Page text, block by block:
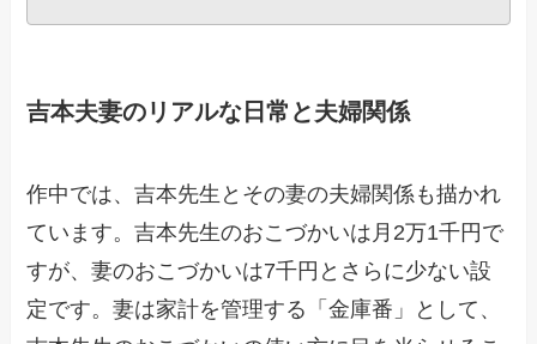
吉本夫妻のリアルな日常と夫婦関係
作中では、吉本先生とその妻の夫婦関係も描かれ
ています。吉本先生のおこづかいは月2万1千円で
すが、妻のおこづかいは7千円とさらに少ない設
定です。妻は家計を管理する「金庫番」として、